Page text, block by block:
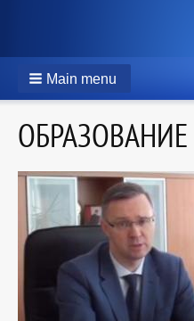
Main menu
ОБРАЗОВАНИЕ